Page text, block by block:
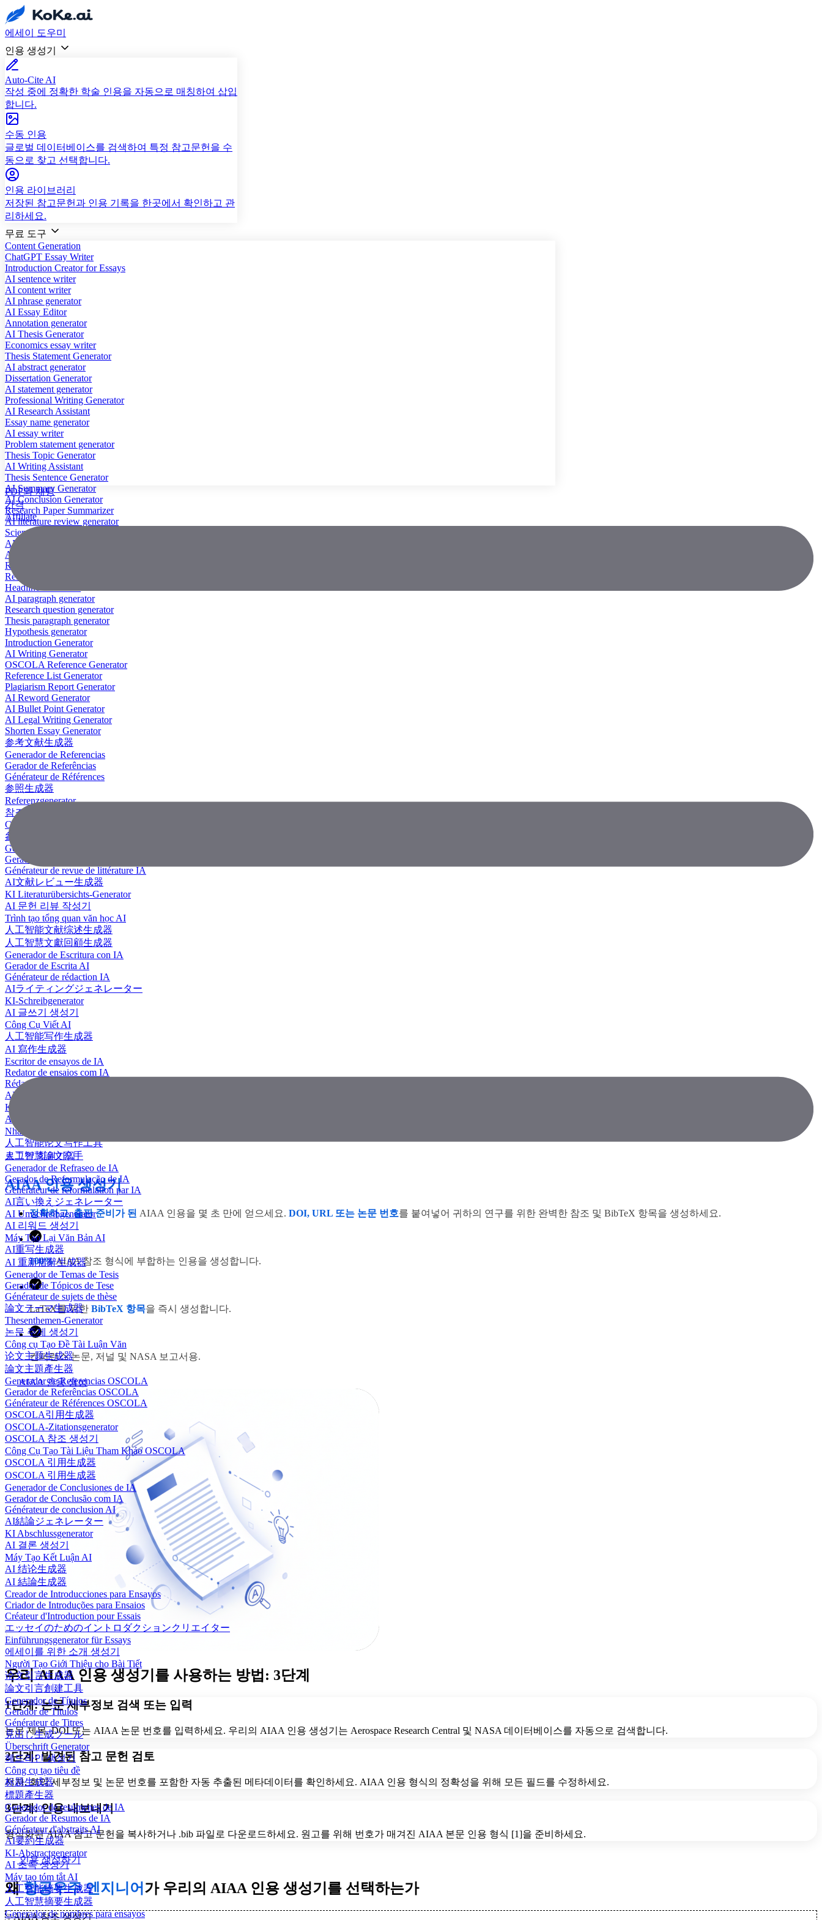
에세이 도우미
인용 생성기
Auto-Cite AI
작성 중에 정확한 학술 인용을 자동으로 매칭하여 삽입
합니다.
수동 인용
글로벌 데이터베이스를 검색하여 특정 참고문헌을 수
동으로 찾고 선택합니다.
인용 라이브러리
저장된 참고문헌과 인용 기록을 한곳에서 확인하고 관
리하세요.
무료 도구
Content Generation
ChatGPT Essay Writer
Introduction Creator for Essays
AI sentence writer
AI content writer
AI phrase generator
AI Essay Editor
Annotation generator
AI Thesis Generator
Economics essay writer
Thesis Statement Generator
AI abstract generator
Dissertation Generator
AI statement generator
Professional Writing Generator
AI Research Assistant
Essay name generator
AI essay writer
Problem statement generator
Thesis Topic Generator
AI Writing Assistant
Thesis Sentence Generator
AI Summary Generator
AI Conclusion Generator
Research Paper Summarizer
AI literature review generator
Scientific Paper Summarizer
AI case study generator
AI Research Paper Generator
Research Title Generator
Reference Generator
Headline Generator
AI paragraph generator
Research question generator
Thesis paragraph generator
Hypothesis generator
Introduction Generator
AI Writing Generator
OSCOLA Reference Generator
Reference List Generator
Plagiarism Report Generator
AI Reword Generator
AI Bullet Point Generator
AI Legal Writing Generator
Shorten Essay Generator
参考文献生成器
Generador de Referencias
Gerador de Referências
Générateur de Références
参照生成器
Referenzgenerator
참조 생성기
Công Cụ Tạo Tài Liệu Tham Khảo
參考文獻生成器
Generador de revisión literaria con IA
Gerador de Revisão de Literatura em IA
Générateur de revue de littérature IA
AI文献レビュー生成器
KI Literaturübersichts-Generator
AI 문헌 리뷰 작성기
Trình tạo tổng quan văn học AI
人工智能文献综述生成器
人工智慧文獻回顧生成器
Generador de Escritura con IA
Gerador de Escrita AI
Générateur de rédaction IA
AIライティングジェネレーター
KI-Schreibgenerator
AI 글쓰기 생성기
Công Cụ Viết AI
人工智能写作生成器
AI 寫作生成器
Escritor de ensayos de IA
Redator de ensaios com IA
Rédacteur d'essais IA
AIエッセイライター
KI Essay-Schreiber
AI 에세이 작성기
Nhà văn luận văn AI
人工智能论文写作工具
人工智慧論文寫手
Generador de Refraseo de IA
Gerador de Reformulação de IA
Générateur de reformulation par IA
AI言い換えジェネレーター
AI Umschreibgenerator
AI 리워드 생성기
Máy Tạo Lại Văn Bản AI
AI重写生成器
AI 重新措辭生成器
Generador de Temas de Tesis
Gerador de Tópicos de Tese
Générateur de sujets de thèse
論文テーマ生成器
Thesenthemen-Generator
논문 주제 생성기
Công cụ Tạo Đề Tài Luận Văn
论文主题生成器
論文主題產生器
Generador de Referencias OSCOLA
Gerador de Referências OSCOLA
Générateur de Références OSCOLA
OSCOLA引用生成器
OSCOLA-Zitationsgenerator
OSCOLA 참조 생성기
Công Cụ Tạo Tài Liệu Tham Khảo OSCOLA
OSCOLA 引用生成器
OSCOLA 引用生成器
Generador de Conclusiones de IA
Gerador de Conclusão com IA
Générateur de conclusion AI
AI結論ジェネレーター
KI Abschlussgenerator
AI 결론 생성기
Máy Tạo Kết Luận AI
AI 结论生成器
AI 結論生成器
Creador de Introducciones para Ensayos
Criador de Introduções para Ensaios
Créateur d'Introduction pour Essais
エッセイのためのイントロダクションクリエイター
Einführungsgenerator für Essays
에세이를 위한 소개 생성기
Người Tạo Giới Thiệu cho Bài Tiết
论文引言生成器
論文引言創建工具
Generador de Títulos
Gerador de Títulos
Générateur de Titres
見出し生成ツール
Überschrift Generator
헤드라인 생성기
Công cụ tạo tiêu đề
标题生成器
標題產生器
Generador de resúmenes de IA
Gerador de Resumos de IA
Générateur d'abstraits AI
AI要約生成器
KI-Abstractgenerator
AI 초록 생성기
Máy tạo tóm tắt AI
人工智能摘要生成器
人工智慧摘要生成器
Generador de nombres para ensayos
PDF와 채팅
가격
Affiliate
로그인회원가입
AIAA 인용 생성기
정확하고, 출판 준비가 된 AIAA 인용을 몇 초 만에 얻으세요. DOI, URL 또는 논문 번호를 붙여넣어 귀하의 연구를 위한 완벽한 참조 및 BibTeX 항목을 생성하세요.
100%AIAA 참조 형식에 부합하는 인용을 생성합니다.
LaTeX를 위한 BibTeX 항목을 즉시 생성합니다.
컨퍼런스 논문, 저널 및 NASA 보고서용.
AIAA 인용 생성
우리 AIAA 인용 생성기를 사용하는 방법: 3단계
1단계: 논문 세부정보 검색 또는 입력
논문 제목, DOI 또는 AIAA 논문 번호를 입력하세요. 우리의 AIAA 인용 생성기는 Aerospace Research Central 및 NASA 데이터베이스를 자동으로 검색합니다.
2단계: 발견된 참고 문헌 검토
저자, 회의 세부정보 및 논문 번호를 포함한 자동 추출된 메타데이터를 확인하세요. AIAA 인용 형식의 정확성을 위해 모든 필드를 수정하세요.
3단계: 인용 내보내기
형식화된 AIAA 참고 문헌을 복사하거나 .bib 파일로 다운로드하세요. 원고를 위해 번호가 매겨진 AIAA 본문 인용 형식 [1]을 준비하세요.
인용 생성하기
왜항공우주 엔지니어 가 우리의 AIAA 인용 생성기를 선택하는가
✨AIAA 참조 생성기